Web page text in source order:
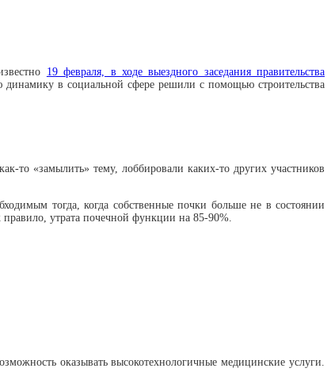
19 февраля, в ходе выездного заседания правительства
в социальной сфере решили с помощью строительства
то «замылить» тему, лоббировали каких-то других участников
тогда, когда собственные почки больше не в состоянии
правило, утрата почечной функции на 85-90%.
оказывать высокотехнологичные медицинские услуги.